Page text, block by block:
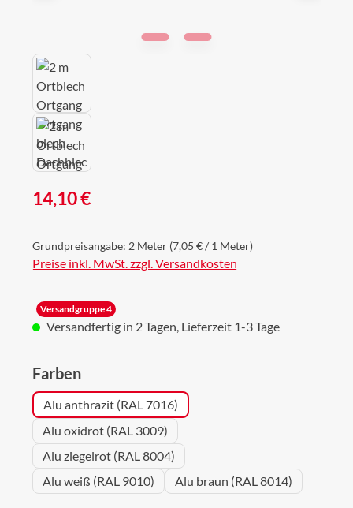
Regulärer Preis:
14,10 €
Grundpreisangabe: 2 Meter (7,05 € / 1 Meter)
Preise inkl. MwSt. zzgl. Versandkosten
Versandgruppe 4
Versandfertig in 2 Tagen, Lieferzeit 1-3 Tage
Farbenauswählen
Alu anthrazit (RAL 7016)
Alu oxidrot (RAL 3009)
Alu ziegelrot (RAL 8004)
Alu weiß (RAL 9010)
Alu braun (RAL 8014)